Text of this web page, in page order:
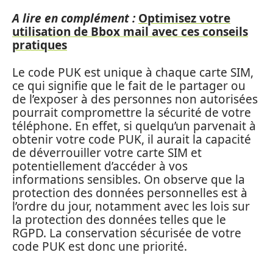
A lire en complément : Optimisez votre
utilisation de Bbox mail avec ces conseils
pratiques
Le code PUK est unique à chaque carte SIM,
ce qui signifie que le fait de le partager ou
de l’exposer à des personnes non autorisées
pourrait compromettre la sécurité de votre
téléphone. En effet, si quelqu’un parvenait à
obtenir votre code PUK, il aurait la capacité
de déverrouiller votre carte SIM et
potentiellement d’accéder à vos
informations sensibles. On observe que la
protection des données personnelles est à
l’ordre du jour, notamment avec les lois sur
la protection des données telles que le
RGPD. La conservation sécurisée de votre
code PUK est donc une priorité.